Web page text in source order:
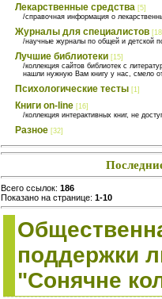
Лекарственные средства [5]
/справочная информация о
Журналы для специалистов
/научные журналы по общей и детской
Лучшие библиотеки [15]
/коллекция сайтов библиотек с
нашли нужную Вам книгу у нас, смело
Психологические тесты [1]
Книги on-line [16]
/коллекция интерактивных книг, не
Разное [32]
Всего ссылок: 186
Показано на странице: 1-10
поддержки
"Сонячне